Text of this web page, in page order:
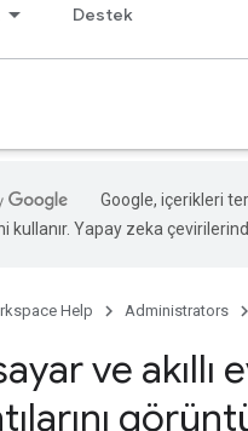
Destek
Google, içerikleri
kullanır. Yapay zeka
Help Administrators
ve akıllı